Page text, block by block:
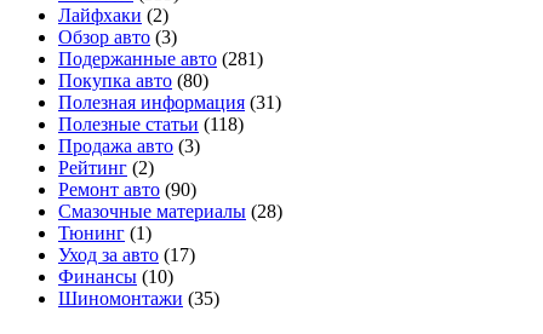
Лайфхаки (2)
Обзор авто (3)
Подержанные авто (281)
Покупка авто (80)
Полезная информация (31)
Полезные статьи (118)
Продажа авто (3)
Рейтинг (2)
Ремонт авто (90)
Смазочные материалы (28)
Тюнинг (1)
Уход за авто (17)
Финансы (10)
Шиномонтажи (35)